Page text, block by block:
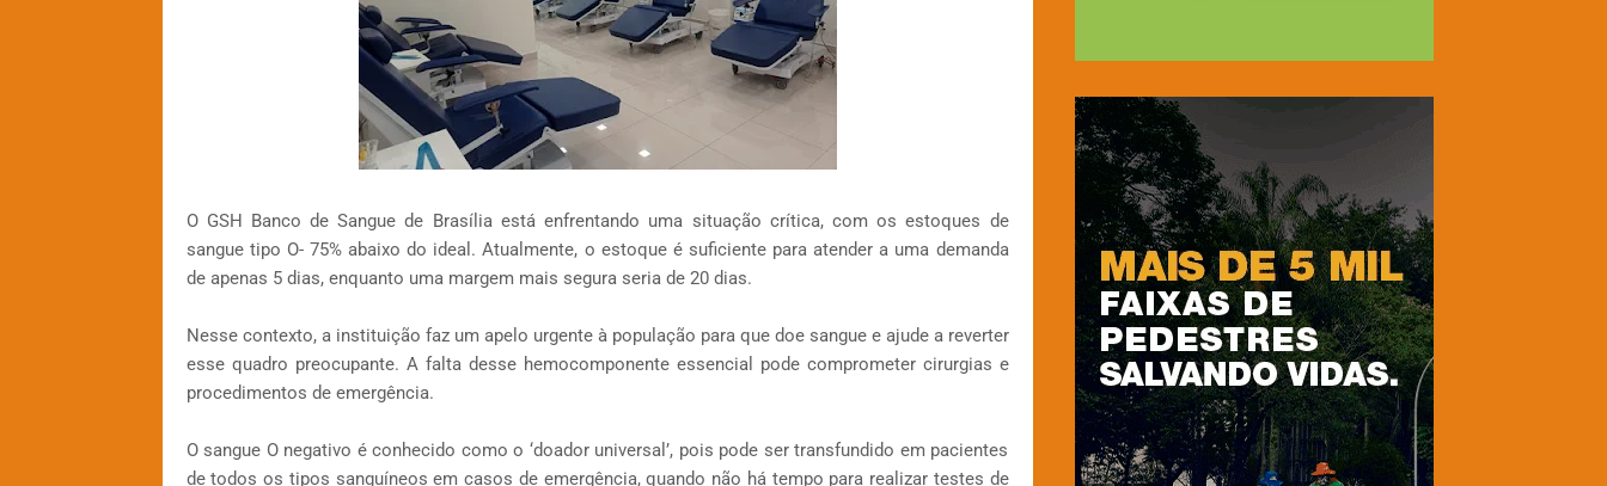
O GSH Banco de Sangue de Brasília está enfrentando uma situação crítica, com os estoques de
sangue tipo O- 75% abaixo do ideal. Atualmente, o estoque é suficiente para atender a uma demanda
de apenas 5 dias, enquanto uma margem mais segura seria de 20 dias.
Nesse contexto, a instituição faz um apelo urgente à população para que doe sangue e ajude a reverter
esse quadro preocupante. A falta desse hemocomponente essencial pode comprometer cirurgias e
procedimentos de emergência.
O sangue O negativo é conhecido como o ‘doador universal’, pois pode ser transfundido em pacientes
de todos os tipos sanguíneos em casos de emergência, quando não há tempo para realizar testes de